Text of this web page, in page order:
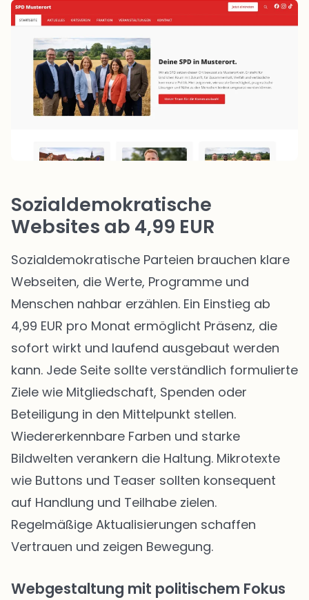
Sozialdemokratische
Websites ab 4,99 EUR
Sozialdemokratische Parteien brauchen klare
Webseiten, die Werte, Programme und
Menschen nahbar erzählen. Ein Einstieg ab
4,99 EUR pro Monat ermöglicht Präsenz, die
sofort wirkt und laufend ausgebaut werden
kann. Jede Seite sollte verständlich formulierte
Ziele wie Mitgliedschaft, Spenden oder
Beteiligung in den Mittelpunkt stellen.
Wiedererkennbare Farben und starke
Bildwelten verankern die Haltung. Mikrotexte
wie Buttons und Teaser sollten konsequent
auf Handlung und Teilhabe zielen.
Regelmäßige Aktualisierungen schaffen
Vertrauen und zeigen Bewegung.
Webgestaltung mit politischem Fokus